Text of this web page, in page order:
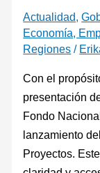
Actualidad,
Economía,
Regiones /
Con el
presentación
Fondo
lanzamiento
Proyectos.